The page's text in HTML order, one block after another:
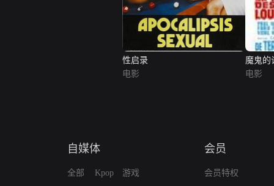
性启录
电影
魔鬼的
电影
自媒体
全部 Kpop 游戏
会员
会员特权